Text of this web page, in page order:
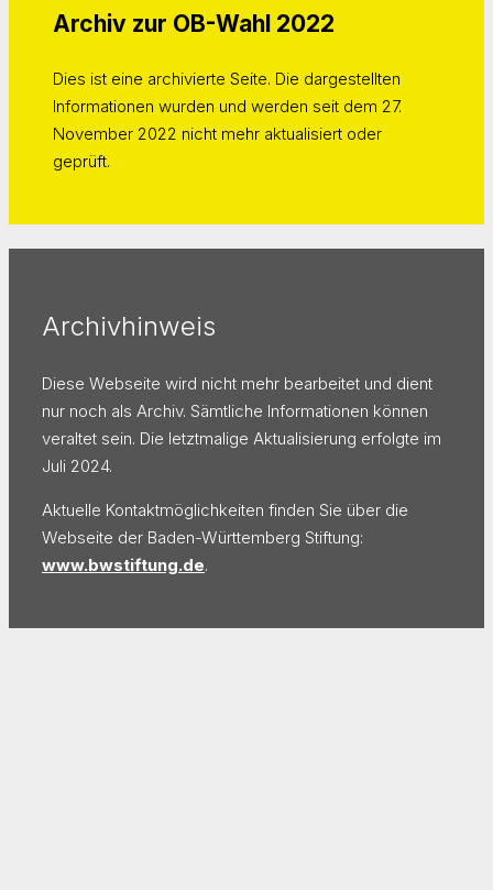
Archiv zur OB-Wahl 2022
Dies ist eine archivierte Seite. Die dargestellten
Informationen wurden und werden seit dem 27.
November 2022 nicht mehr aktualisiert oder
geprüft.
Archivhinweis
Diese Webseite wird nicht mehr bearbeitet und dient
nur noch als Archiv. Sämtliche Informationen können
veraltet sein. Die letztmalige Aktualisierung erfolgte im
Juli 2024.
Aktuelle Kontaktmöglichkeiten finden Sie über die
Webseite der Baden-Württemberg Stiftung:
www.bwstiftung.de.